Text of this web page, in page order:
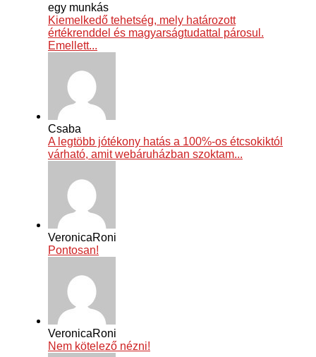
egy munkás
Kiemelkedő tehetség, mely határozott
értékrenddel és magyarságtudattal párosul.
Emellett...
Csaba
A legtöbb jótékony hatás a 100%-os étcsokiktól
várható, amit webáruházban szoktam...
VeronicaRoni
Pontosan!
VeronicaRoni
Nem kötelező nézni!